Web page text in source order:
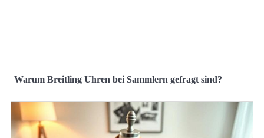
Warum Breitling Uhren bei Sammlern gefragt sind?